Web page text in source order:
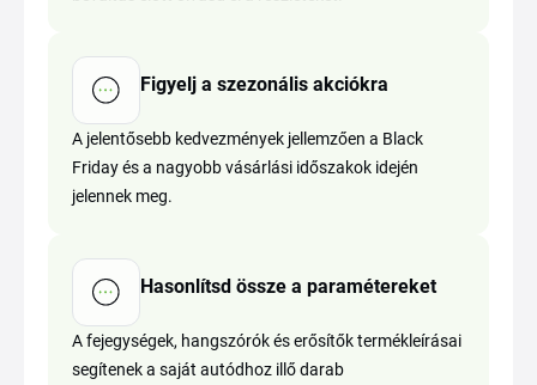
Figyelj a szezonális akciókra
A jelentősebb kedvezmények jellemzően a Black
Friday és a nagyobb vásárlási időszakok idején
jelennek meg.
Hasonlítsd össze a paramétereket
A fejegységek, hangszórók és erősítők termékleírásai
segítenek a saját autódhoz illő darab